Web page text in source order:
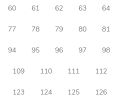
60 61 62 63 64
77 78 79 80 81
94 95 96 97 98
109 110 111 112
123 124 125 126